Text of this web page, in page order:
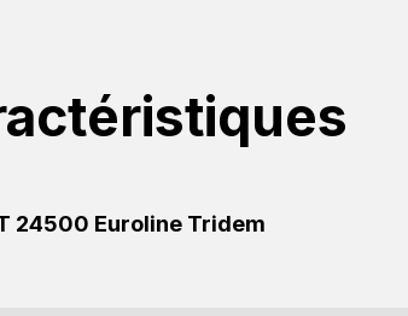
24500 Euroline Tridem